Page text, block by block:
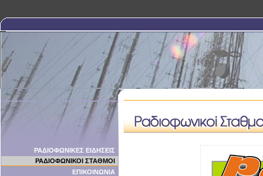
ΡΑΔΙΟΦΩΝΙΚΕΣ ΕΙΔΗΣΕΙΣ
ΡΑΔΙΟΦΩΝΙΚΟΙ ΣΤΑΘΜΟΙ
ΕΠΙΚΟΙΝΩΝΙΑ